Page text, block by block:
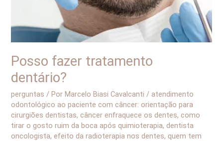
Posso fazer tratamento
dentário?
perguntas / PorMarcelo Biasi Cavalcanti / atendimento
odontológico ao paciente com câncer: orientação para
cirurgiões dentistas, câncer enfraquece os dentes, como
tirar o gosto ruim da boca após quimioterapia, dentista
oncologista,efeito da radioterapia nos dentes, quem tem